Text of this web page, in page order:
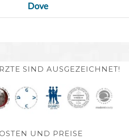
Dove
SIND AUSGEZEICHNET!
UND PREISE